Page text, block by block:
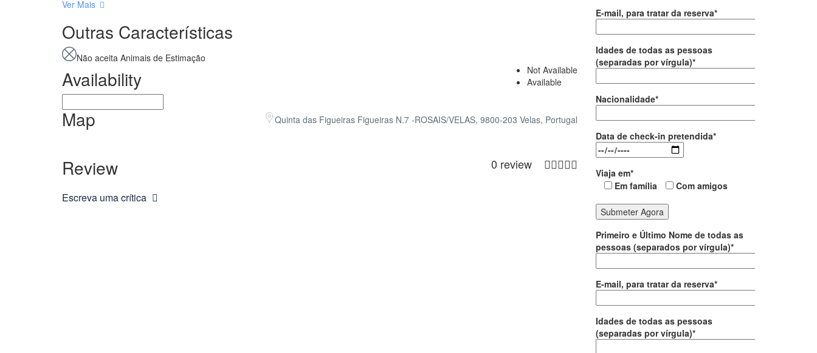
Ver Mais
Outras Características
Não aceita Animais de Estimação
Availability
Not Available
Available
Map Quinta das Figueiras Figueiras N.7 -ROSAIS/VELAS, 9800-203 Velas, Portugal
Review 0 review
Escreva uma crítica
E-mail, para tratar da reserva*
Idades de todas as pessoas
(separadas por vírgula)*
Nacionalidade*
Data de check-in pretendida*
Viaja em*
Em família
Com amigos
Primeiro e Último Nome de todas as
pessoas (separados por vírgula)*
E-mail, para tratar da reserva*
Idades de todas as pessoas
(separadas por vírgula)*